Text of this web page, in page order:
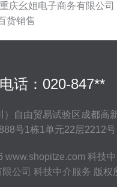
重庆幺姐电子商务有限公司
货销售
电话：020-847**
）自由贸易试验区成都高
号1栋1单元22层2212号
www.shopitze.com 科技
公司 科技中介服务 版权